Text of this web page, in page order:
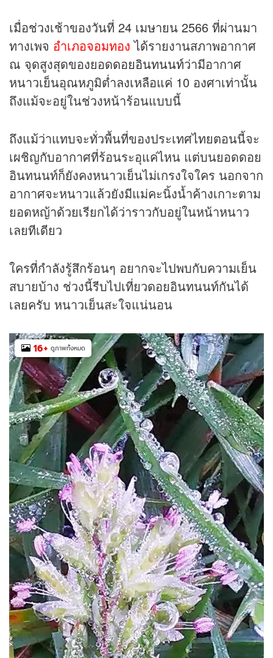
เมื่อช่วงเช้าของวันที่ 24 เมษายน 2566 ที่ผ่านมา
ทางเพจ อำเภอจอมทองได้รายงานสภาพอากาศ
ณ จุดสูงสุดของยอดดอยอินทนนท์ว่ามีอากาศ
หนาวเย็นอุณหภูมิต่ำลงเหลือแค่ 10 องศาเท่านั้น
ถึงแม้จะอยู่ในช่วงหน้าร้อนแบบนี้
ถึงแม้ว่าแทบจะทั่วพื้นที่ของประเทศไทยตอนนี้จะ
เผชิญกับอากาศที่ร้อนระอุแค่ไหน แต่บนยอดดอย
อินทนนท์ก็ยังคงหนาวเย็นไม่เกรงใจใคร นอกจาก
อากาศจะหนาวแล้วยังมีแม่คะนิ้งน้ำค้างเกาะตาม
ยอดหญ้าด้วยเรียกได้ว่าราวกับอยู่ในหน้าหนาว
เลยทีเดียว
ใครที่กำลังรู้สึกร้อนๆ อยากจะไปพบกับความเย็น
สบายบ้าง ช่วงนี้รีบไปเที่ยวดอยอินทนนท์กันได้
เลยครับ หนาวเย็นสะใจแน่นอน
16+ ดูภาพทั้งหมด